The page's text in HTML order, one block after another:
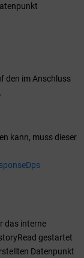
den im Anschluss
kann, muss dieser
das interne
gestartet
Datenpunkt